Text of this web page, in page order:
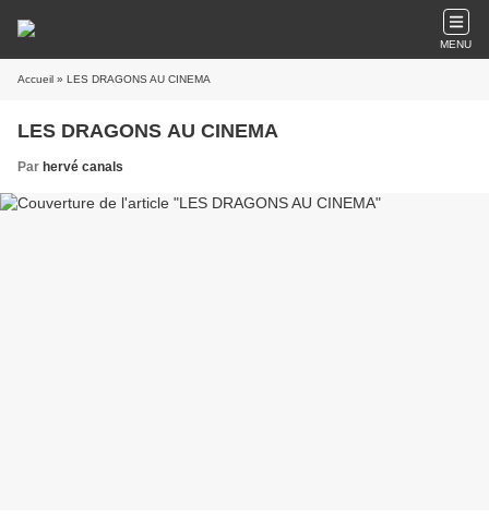
MENU
Accueil » LES DRAGONS AU CINEMA
LES DRAGONS AU CINEMA
Par hervé canals